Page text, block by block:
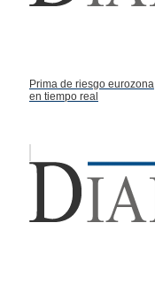
Prima de riesgo eurozona
en tiempo real